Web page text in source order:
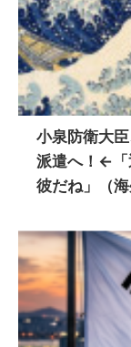
小泉防衛大
派遣へ！←「
彼だね」（海